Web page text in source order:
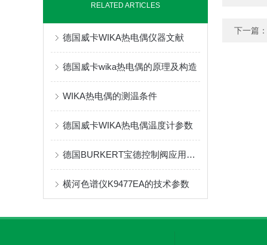
RELATED ARTICLES
德国威卡WIKA热电偶仪器文献
德国威卡wika热电偶的原理及构造
WIKA热电偶的测温条件
德国威卡WIKA热电偶温度计参数
德国BURKERT宝德控制阀应用与维护
横河色谱仪K9477EA的技术参数
下一篇：